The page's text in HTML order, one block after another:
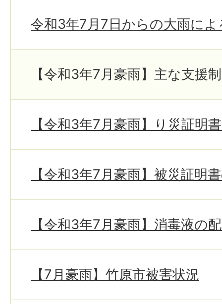
令和3年7月7日からの大雨に
【令和3年7月豪雨】主な支援
【令和3年7月豪雨】り災証明
【令和3年7月豪雨】被災証明
【令和3年7月豪雨】消毒液の
【7月豪雨】竹原市被害状況